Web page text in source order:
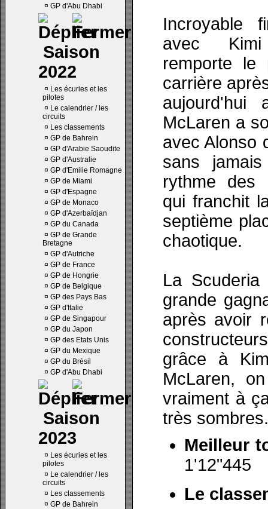
¤ GP d'Abu Dhabi
Saison
2022
¤ Les écuries et les
pilotes
¤ Le calendrier / les
circuits
¤ Les classements
¤ GP de Bahrein
¤ GP d'Arabie Saoudite
¤ GP d'Australie
¤ GP d'Emilie Romagne
¤ GP de Miami
¤ GP d'Espagne
¤ GP de Monaco
¤ GP d'Azerbaïdjan
¤ GP du Canada
¤ GP de Grande
Bretagne
¤ GP d'Autriche
¤ GP de France
¤ GP de Hongrie
¤ GP de Belgique
¤ GP des Pays Bas
¤ GP d'Italie
¤ GP de Singapour
¤ GP du Japon
¤ GP des Etats Unis
¤ GP du Mexique
¤ GP du Brésil
¤ GP d'Abu Dhabi
Saison
2023
¤ Les écuries et les
pilotes
¤ Le calendrier / les
circuits
¤ Les classements
¤ GP de Bahrein
Incroyable
avec
remporte le
carrière
aujourd'hui
McLaren a
avec Alonso
sans
rythme des
qui franchit
septième
chaotique.
La
grande
après avoir
grâce à
McLaren,
vraiment à
très
Meilleur
1'12"445
Le